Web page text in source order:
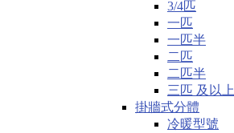
3/4匹
一匹
一匹半
二匹
二匹半
三匹 及以上
掛牆式分體
冷暖型號